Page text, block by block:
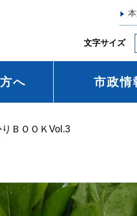
文字サイズ
へ 市政情
ＢＯＯＫVol.3